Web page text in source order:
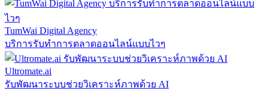
TumWai Digital Agency
บริการรับทำการตลาดออนไลน์แบบไวๆ
Ultromate.ai
รับพัฒนาระบบช่วยวิเคราะห์ภาพด้วย AI